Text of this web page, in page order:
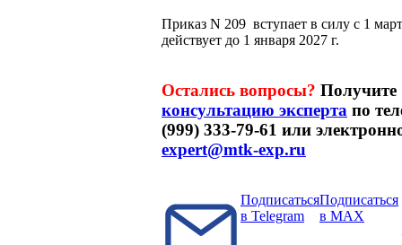
Приказ N 209 вступает в силу с 1
действует до 1 января 2027 г.
Остались вопросы? Получите
консультацию эксперта по
(999) 333-79-61 или
expert@mtk-exp.ru
Подписаться
в Telegram
Подписаться
в MAX